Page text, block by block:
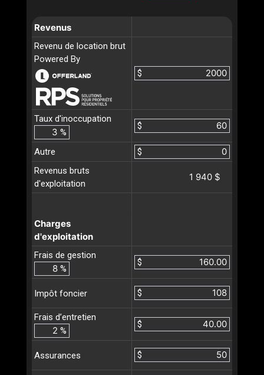
Revenus
Revenu de location brut
Powered By
$
Taux d'inoccupation
%
$
Autre
$
Revenus bruts
d'exploitation
1 940 $
Charges
d'exploitation
Frais de gestion
%
$
Impôt foncier $
Frais d’entretien
%
$
Assurances $